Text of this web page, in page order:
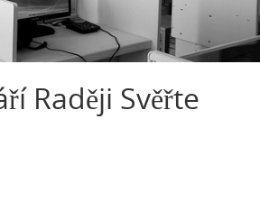
Raději Svěřte